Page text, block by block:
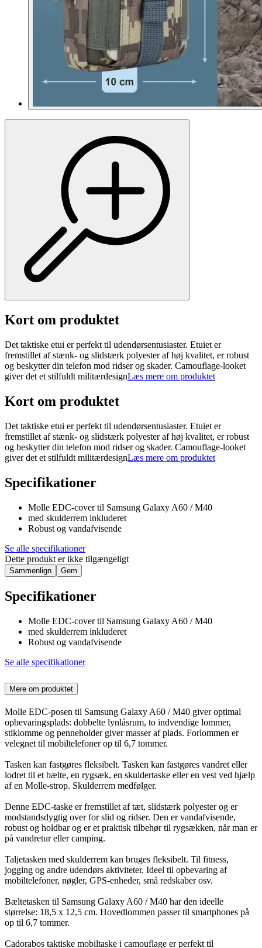
Kort om produktet
Det taktiske etui er perfekt til udendørsentusiaster. Etuiet er
fremstillet af stænk- og slidstærk polyester af høj kvalitet, er robust
og beskytter din telefon mod ridser og skader. Camouflage-looket
giver det et stilfuldt militærdesignLæs mere om produktet
Kort om produktet
Det taktiske etui er perfekt til udendørsentusiaster. Etuiet er
fremstillet af stænk- og slidstærk polyester af høj kvalitet, er robust
og beskytter din telefon mod ridser og skader. Camouflage-looket
giver det et stilfuldt militærdesignLæs mere om produktet
Specifikationer
Molle EDC-cover til Samsung Galaxy A60 / M40
med skulderrem inkluderet
Robust og vandafvisende
Se alle specifikationer
Dette produkt er ikke tilgængeligt
Sammenlign Gem
Specifikationer
Molle EDC-cover til Samsung Galaxy A60 / M40
med skulderrem inkluderet
Robust og vandafvisende
Se alle specifikationer
Mere om produktet
Molle EDC-posen til Samsung Galaxy A60 / M40 giver optimal
opbevaringsplads: dobbelte lynlåsrum, to indvendige lommer,
stiklomme og penneholder giver masser af plads. Forlommen er
velegnet til mobiltelefoner op til 6,7 tommer.
Tasken kan fastgøres fleksibelt. Tasken kan fastgøres vandret eller
lodret til et bælte, en rygsæk, en skuldertaske eller en vest ved hjælp
af en Molle-strop. Skulderrem medfølger.
Denne EDC-taske er fremstillet af tæt, slidstærk polyester og er
modstandsdygtig over for slid og ridser. Den er vandafvisende,
robust og holdbar og er et praktisk tilbehør til rygsækken, når man er
på vandretur eller camping.
Taljetasken med skulderrem kan bruges fleksibelt. Til fitness,
jogging og andre udendørs aktiviteter. Ideel til opbevaring af
mobiltelefoner, nøgler, GPS-enheder, små redskaber osv.
Bæltetasken til Samsung Galaxy A60 / M40 har den ideelle
størrelse: 18,5 x 12,5 cm. Hovedlommen passer til smartphones på
op til 6,7 tommer.
Cadorabos taktiske mobiltaske i camouflage er perfekt til